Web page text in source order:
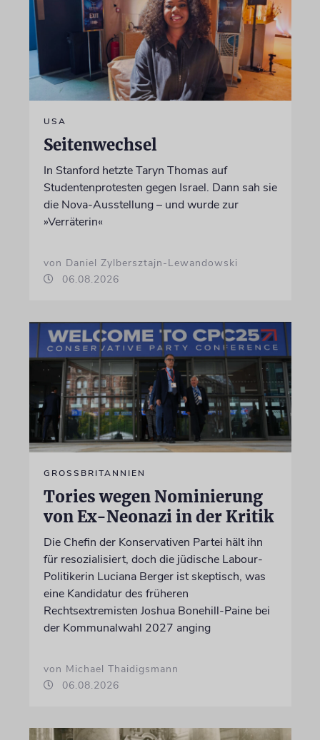
USA
Seitenwechsel
In Stanford hetzte Taryn Thomas auf
Studentenprotesten gegen Israel. Dann sah sie
die Nova-Ausstellung – und wurde zur
»Verräterin«
von Daniel Zylbersztajn-Lewandowski
06.08.2026
GROSSBRITANNIEN
Tories wegen Nominierung
von Ex-Neonazi in der Kritik
Die Chefin der Konservativen Partei hält ihn
für resozialisiert, doch die jüdische Labour-
Politikerin Luciana Berger ist skeptisch, was
eine Kandidatur des früheren
Rechtsextremisten Joshua Bonehill-Paine bei
der Kommunalwahl 2027 anging
von Michael Thaidigsmann
06.08.2026